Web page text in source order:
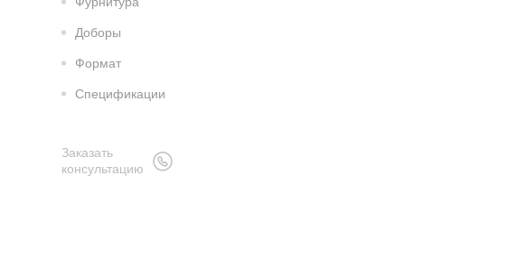
Доборы
Формат
Спецификации
Заказать
консультацию